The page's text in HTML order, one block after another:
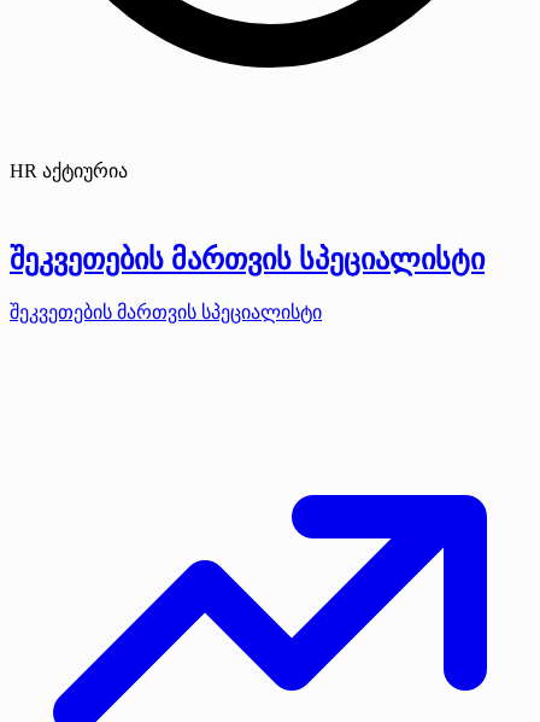
HR აქტიურია
შეკვეთების მართვის სპეციალისტი
შეკვეთების მართვის სპეციალისტი